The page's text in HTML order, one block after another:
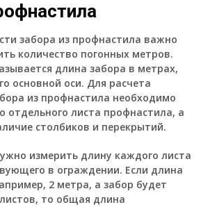
забора из профнастила важно
количество погонных метров.
длина забора в метрах,
основной оси. Для расчета
из профнастила необходимо
отдельного листа профнастила, а
столбиков и перекрытий.
измерить длину каждого листа
в ограждении. Если длина
2 метра, а забор будет
то общая длина